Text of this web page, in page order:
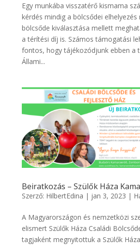
Egy munkába visszatérő kismama
kérdés mindig a bölcsődei
bölcsőde kiválasztása mellett
a térítési díj is. Számos támogatási
fontos, hogy tájékozódjunk ebben a
Állami...
Beiratkozás – Szülők Háza
Szerző: HilbertEdina | jan 3, 2023 |
A Magyarországon és nemzetközi
elismert Szülők Háza Családi
tagjaként megnyitottuk a Szülők